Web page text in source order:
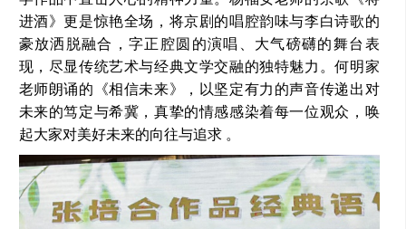
进酒》更是惊艳全场，将京剧的唱腔韵味与李白诗歌的
豪放洒脱融合，字正腔圆的演唱、大气磅礴的舞台表
现，尽显传统艺术与经典文学交融的独特魅力。何明家
老师朗诵的《相信未来》，以坚定有力的声音传递出对
未来的笃定与希冀，真挚的情感感染着每一位观众，唤
起大家对美好未来的向往与追求 。